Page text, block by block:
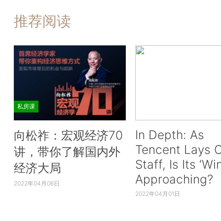
推荐阅读
私房课
向松祚：宏观经济70
讲，带你了解国内外
经济大局
2022年04月06日
In Depth: As
Tencent Lays
Staff, Is Its
Approaching?
2022年04月01日